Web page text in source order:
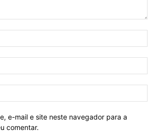
e-mail e site neste navegador para a
comentar.